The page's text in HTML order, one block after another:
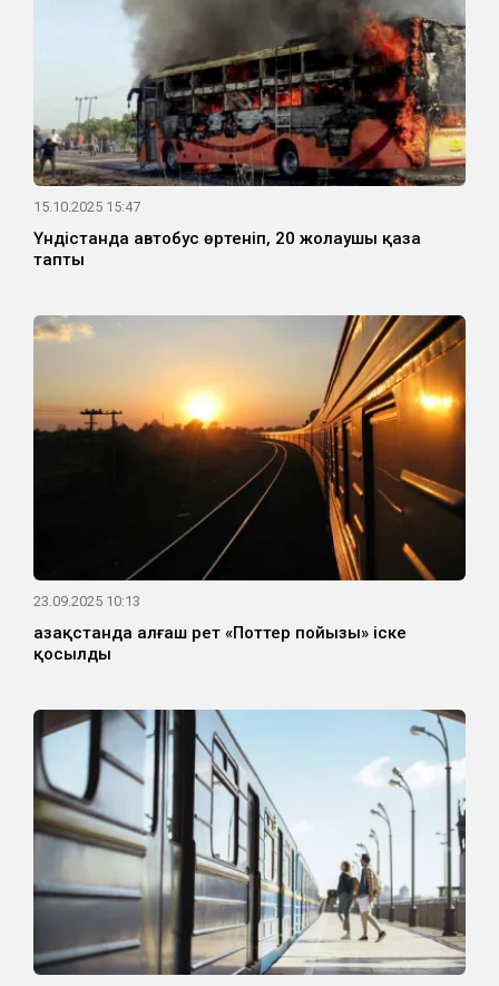
15.10.2025 15:47
Үндістанда автобус өртеніп, 20 жолаушы қаза
тапты
23.09.2025 10:13
Қазақстанда алғаш рет «Поттер пойызы» іске
қосылды